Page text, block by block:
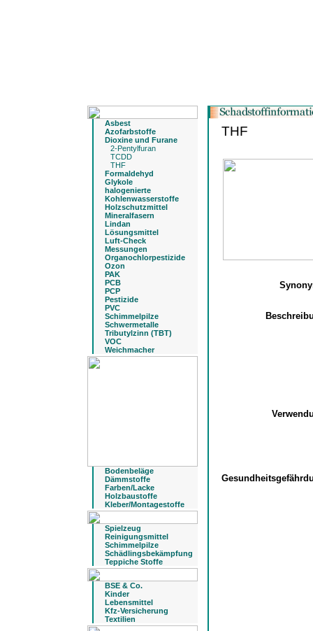
Asbest
Azofarbstoffe
Dioxine und Furane
2-Pentylfuran
TCDD
THF
Formaldehyd
Glykole
halogenierte
Kohlenwasserstoffe
Holzschutzmittel
Mineralfasern
Lindan
Lösungsmittel
Luft-Check
Messungen
Organochlorpestizide
Ozon
PAK
PCB
PCP
Pestizide
PVC
Schimmelpilze
Schwermetalle
Tributylzinn (TBT)
VOC
Weichmacher
Bodenbeläge
Dämmstoffe
Farben/Lacke
Holzbaustoffe
Kleber/Montagestoffe
Spielzeug
Reinigungsmittel
Schimmelpilze
Schädlingsbekämpfung
Teppiche Stoffe
BSE & Co.
Kinder
Lebensmittel
Kfz-Versicherung
Textilien
THF